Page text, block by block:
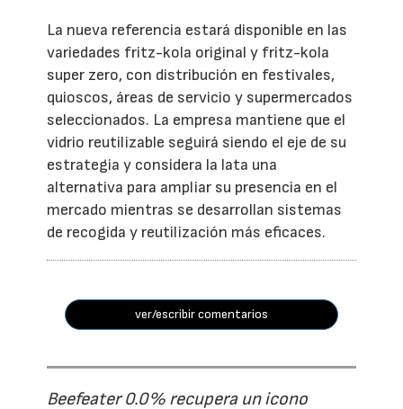
La nueva referencia estará disponible en las
variedades fritz-kola original y fritz-kola
super zero, con distribución en festivales,
quioscos, áreas de servicio y supermercados
seleccionados. La empresa mantiene que el
vidrio reutilizable seguirá siendo el eje de su
estrategia y considera la lata una
alternativa para ampliar su presencia en el
mercado mientras se desarrollan sistemas
de recogida y reutilización más eficaces.
ver/escribir comentarios
Beefeater 0.0% recupera un icono